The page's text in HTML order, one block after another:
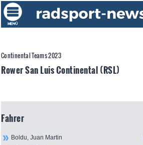
Continental Teams 2023
Rower San Luis Continental (RSL)
Fahrer
Boldu, Juan Martin